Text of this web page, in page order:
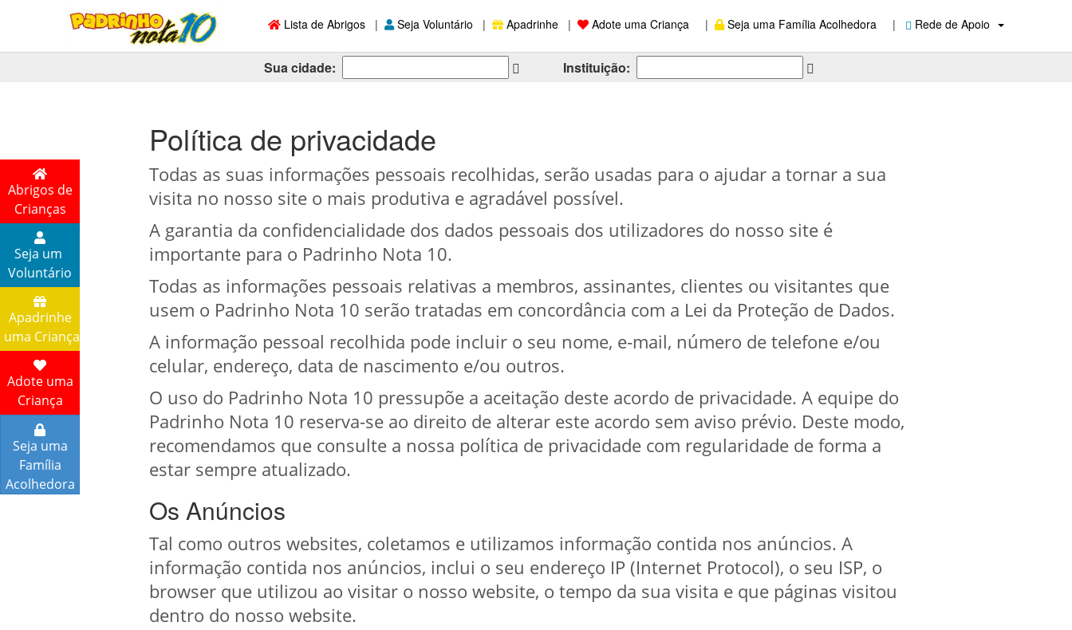
Lista de Abrigos | Seja Voluntário | Apadrinhe | Adote uma Criança | Seja uma Família Acolhedora | Rede de Apoio
Sua cidade: Instituição:
Abrigos de
Crianças
Seja um
Voluntário
Apadrinhe
uma Criança
Adote uma
Criança
Seja uma
Família
Acolhedora
Política de privacidade
Todas as suas informações pessoais recolhidas, serão usadas para o ajudar a tornar a sua
visita no nosso site o mais produtiva e agradável possível.
A garantia da confidencialidade dos dados pessoais dos utilizadores do nosso site é
importante para o Padrinho Nota 10.
Todas as informações pessoais relativas a membros, assinantes, clientes ou visitantes que
usem o Padrinho Nota 10 serão tratadas em concordância com a Lei da Proteção de Dados.
A informação pessoal recolhida pode incluir o seu nome, e-mail, número de telefone e/ou
celular, endereço, data de nascimento e/ou outros.
O uso do Padrinho Nota 10 pressupõe a aceitação deste acordo de privacidade. A equipe do
Padrinho Nota 10 reserva-se ao direito de alterar este acordo sem aviso prévio. Deste modo,
recomendamos que consulte a nossa política de privacidade com regularidade de forma a
estar sempre atualizado.
Os Anúncios
Tal como outros websites, coletamos e utilizamos informação contida nos anúncios. A
informação contida nos anúncios, inclui o seu endereço IP (Internet Protocol), o seu ISP, o
browser que utilizou ao visitar o nosso website, o tempo da sua visita e que páginas visitou
dentro do nosso website.